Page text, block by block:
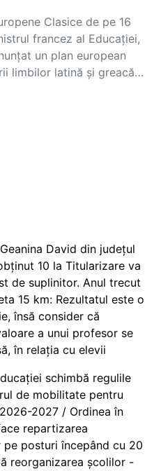
Clasice de pe 16
francez al Educației,
un plan european
limbilor latină și greacă…
David din județul
10 la Titularizare va
de suplinitor. Anul trecut
15 km: Rezultatul este o
însă consider că
a unui profesor se
în relația cu elevii
schimbă regulile
de mobilitate pentru
2027 / Ordinea în
repartizarea
posturi începând cu 20
reorganizarea școlilor -